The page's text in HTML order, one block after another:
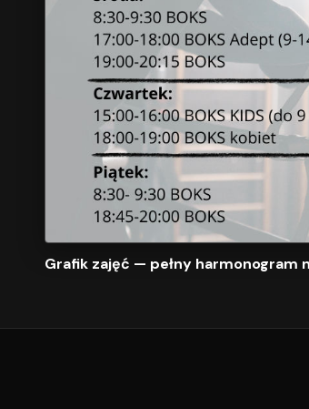
Grafik zajęć — pełny harmonogram